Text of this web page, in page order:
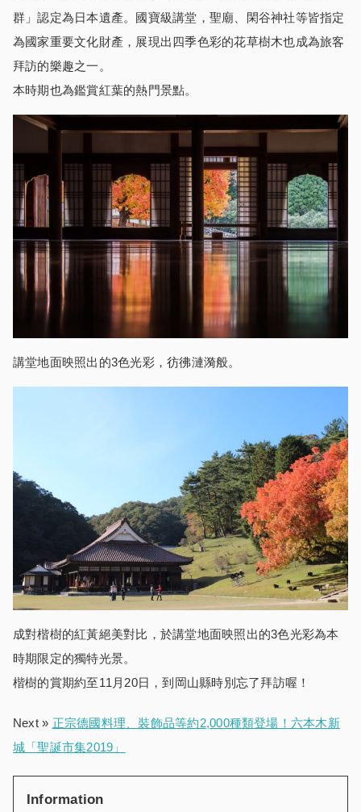
群」認定為日本遺產。國寶級講堂，聖廟、閑谷神社等皆指定
為國家重要文化財產，展現出四季色彩的花草樹木也成為旅客
拜訪的樂趣之一。
本時期也為鑑賞紅葉的熱門景點。
講堂地面映照出的3色光彩，彷彿漣漪般。
成對楷樹的紅黃絕美對比，於講堂地面映照出的3色光彩為本
時期限定的獨特光景。
楷樹的賞期約至11月20日，到岡山縣時別忘了拜訪喔！
Next » 正宗德國料理、裝飾品等約2,000種類登場！六本木新
城「聖誕市集2019」
Information